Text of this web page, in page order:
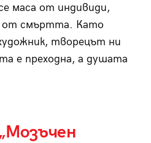
маса от индивиди,
от смъртта. Като
творецът ни
е преходна, а душата